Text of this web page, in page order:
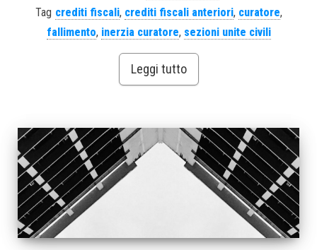
Tag crediti fiscali, crediti fiscali anteriori, curatore,
fallimento, inerzia curatore, sezioni unite civili
Leggi tutto